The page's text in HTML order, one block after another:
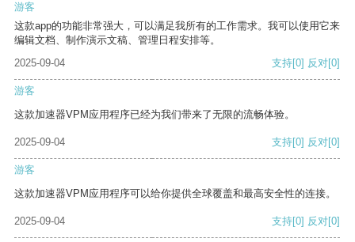
游客
这款app的功能非常强大，可以满足我所有的工作需求。我可以使用它来
编辑文档、制作演示文稿、管理日程安排等。
2025-09-04
支持[0] 反对[0]
游客
这款加速器VPM应用程序已经为我们带来了无限的流畅体验。
2025-09-04 支持[0] 反对[0]
游客
这款加速器VPM应用程序可以给你提供全球覆盖和最高安全性的连接。
2025-09-04 支持[0] 反对[0]